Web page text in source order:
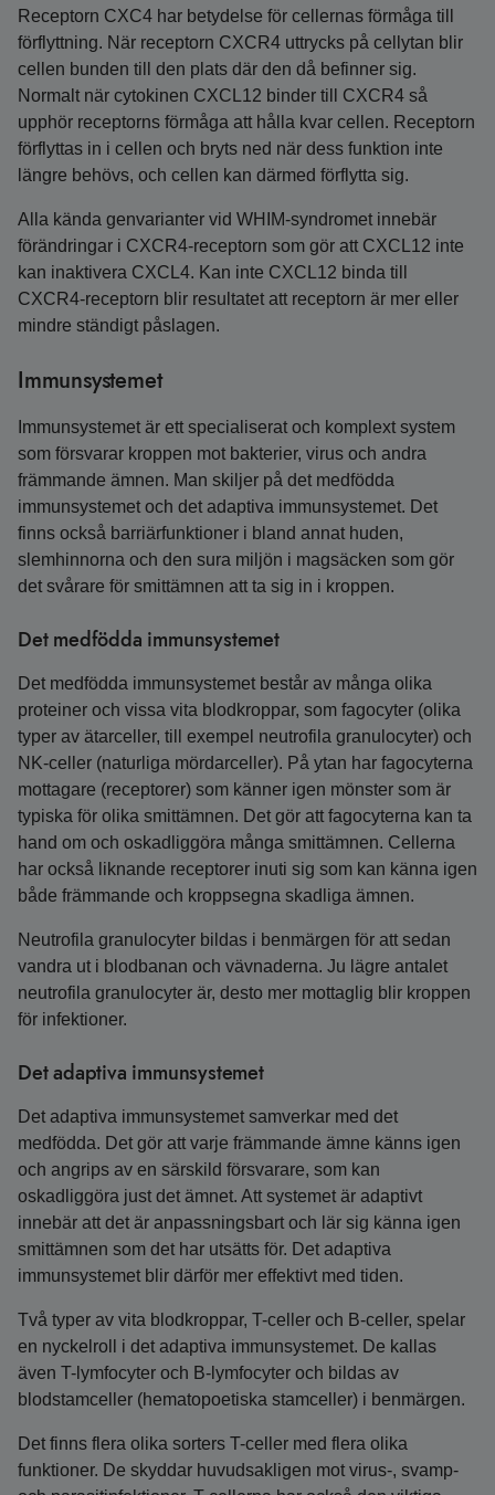
Receptorn CXC4 har betydelse för cellernas förmåga till
förflyttning. När receptorn CXCR4 uttrycks på cellytan blir
cellen bunden till den plats där den då befinner sig.
Normalt när cytokinen CXCL12 binder till CXCR4 så
upphör receptorns förmåga att hålla kvar cellen. Receptorn
förflyttas in i cellen och bryts ned när dess funktion inte
längre behövs, och cellen kan därmed förflytta sig.
Alla kända genvarianter vid WHIM-syndromet innebär
förändringar i CXCR4-receptorn som gör att CXCL12 inte
kan inaktivera CXCL4. Kan inte CXCL12 binda till
CXCR4-receptorn blir resultatet att receptorn är mer eller
mindre ständigt påslagen.
Immunsystemet
Immunsystemet är ett specialiserat och komplext system
som försvarar kroppen mot bakterier, virus och andra
främmande ämnen. Man skiljer på det medfödda
immunsystemet och det adaptiva immunsystemet. Det
finns också barriärfunktioner i bland annat huden,
slemhinnorna och den sura miljön i magsäcken som gör
det svårare för smittämnen att ta sig in i kroppen.
Det medfödda immunsystemet
Det medfödda immunsystemet består av många olika
proteiner och vissa vita blodkroppar, som fagocyter (olika
typer av ätarceller, till exempel neutrofila granulocyter) och
NK-celler (naturliga mördarceller). På ytan har fagocyterna
mottagare (receptorer) som känner igen mönster som är
typiska för olika smittämnen. Det gör att fagocyterna kan ta
hand om och oskadliggöra många smittämnen. Cellerna
har också liknande receptorer inuti sig som kan känna igen
både främmande och kroppsegna skadliga ämnen.
Neutrofila granulocyter bildas i benmärgen för att sedan
vandra ut i blodbanan och vävnaderna. Ju lägre antalet
neutrofila granulocyter är, desto mer mottaglig blir kroppen
för infektioner.
Det adaptiva immunsystemet
Det adaptiva immunsystemet samverkar med det
medfödda. Det gör att varje främmande ämne känns igen
och angrips av en särskild försvarare, som kan
oskadliggöra just det ämnet. Att systemet är adaptivt
innebär att det är anpassningsbart och lär sig känna igen
smittämnen som det har utsätts för. Det adaptiva
immunsystemet blir därför mer effektivt med tiden.
Två typer av vita blodkroppar, T-celler och B-celler, spelar
en nyckelroll i det adaptiva immunsystemet. De kallas
även T-lymfocyter och B-lymfocyter och bildas av
blodstamceller (hematopoetiska stamceller) i benmärgen.
Det finns flera olika sorters T-celler med flera olika
funktioner. De skyddar huvudsakligen mot virus-, svamp-